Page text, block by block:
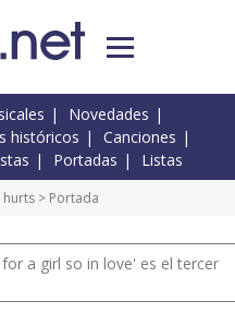
Novedades
históricos
Canciones
Portadas Listas
hurts > Portada
a girl so in love' es el tercer